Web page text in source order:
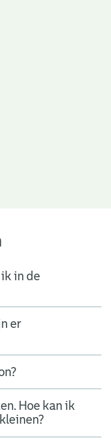
in de
er
Hoe kan ik